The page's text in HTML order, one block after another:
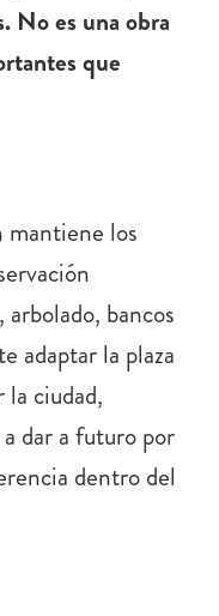
No es una obra
que
mantiene los
bancos
adaptar la plaza
la ciudad,
dar a futuro por
dentro del